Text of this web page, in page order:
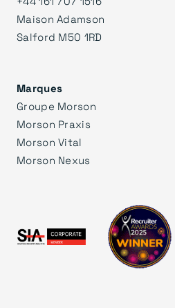
Maison Adamson
Salford M50 1RD
Marques
Groupe Morson
Morson Praxis
Morson Vital
Morson Nexus